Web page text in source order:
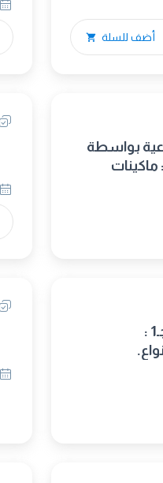
أضف للسلة
بواسطة
تأثيرها على المنسوجات جـ1: ماكينات
المثاقب (البنط) الحلزونية - جـ1 :